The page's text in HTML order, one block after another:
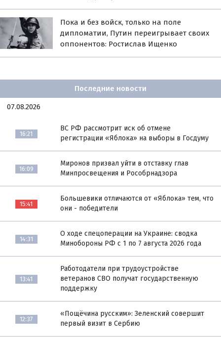
Пока и без войск, только на поле
дипломатии, Путин переигрывает своих
оппонентов: Ростислав Ищенко
Последние новости
07.08.2026
16:21
ВС РФ рассмотрит иск об отмене
регистрации «Яблока» на выборы в Госдуму
16:09
Миронов призвал уйти в отставку глав
Минпросвещения и Рособрнадзора
15:41
Большевики отличаются от «Яблока» тем, что
они - победители
14:31
О ходе спецоперации на Украине: сводка
Минобороны РФ с 1 по 7 августа 2026 года
13:41
Работодатели при трудоустройстве
ветеранов СВО получат государственную
поддержку
12:37
«Пощёчина русским»: Зеленский совершит
первый визит в Сербию